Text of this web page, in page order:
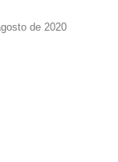
de 2020